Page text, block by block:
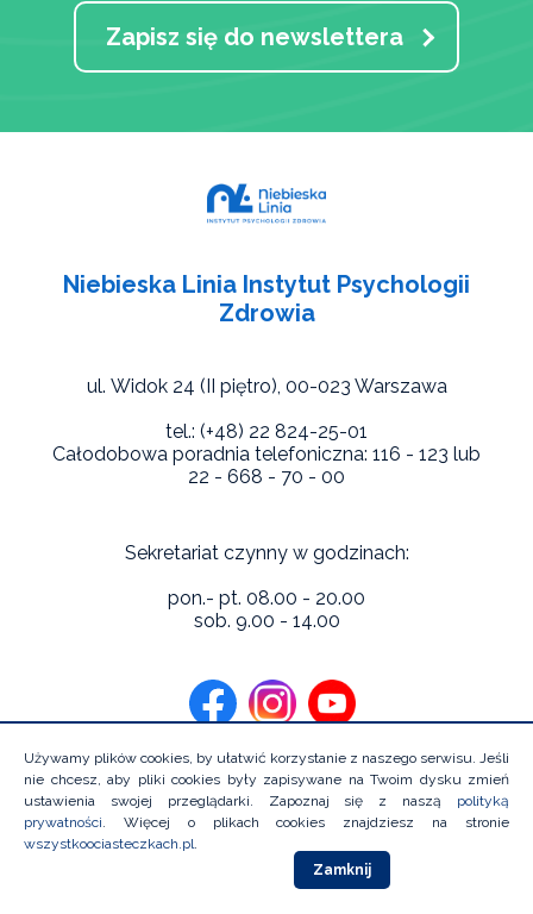
Zapisz się do newslettera
Niebieska Linia Instytut Psychologii
Zdrowia
ul. Widok 24 (II piętro), 00-023 Warszawa
tel.: (+48) 22 824-25-01
Całodobowa poradnia telefoniczna: 116 - 123 lub
22 - 668 - 70 - 00
Sekretariat czynny w godzinach:
pon.- pt. 08.00 - 20.00
sob. 9.00 - 14.00
Copyright 2026 Niebieska Linia Instytutu Psychologii Zdrowia.
Wszystkie prawa zastrzeżone
Używamy plików cookies, by ułatwić korzystanie z naszego serwisu. Jeśli
nie chcesz, aby pliki cookies były zapisywane na Twoim dysku zmień
ustawienia swojej przeglądarki. Zapoznaj się z naszą polityką
prywatności. Więcej o plikach cookies znajdziesz na stronie
wszystkoociasteczkach.pl.
Zamknij